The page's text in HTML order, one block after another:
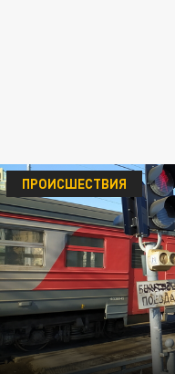
ПРОИСШЕСТВИЯ